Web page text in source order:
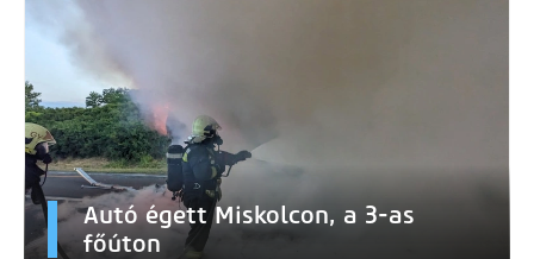
Autó égett Miskolcon, a 3-as
főúton